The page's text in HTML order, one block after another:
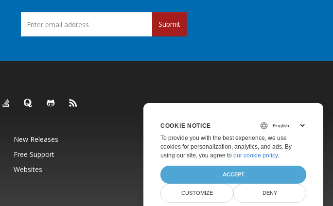
Submit
New Releases
Pricing
Free Support
Paid Support
Websites About
COOKIE NOTICE
To provide you with the best experience, we use
cookies for personalization, analytics, and ads. By
using our site, you agree to our cookie policy.
ACCEPT
CUSTOMIZE DENY